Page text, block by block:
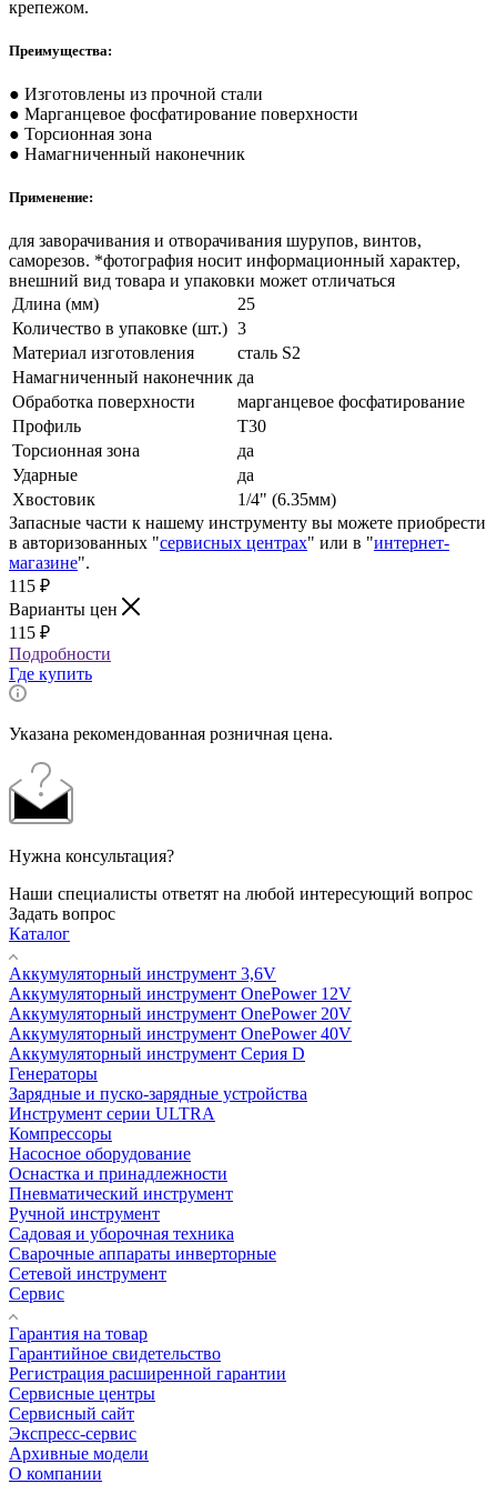
крепежом.
Преимущества:
● Изготовлены из прочной стали
● Марганцевое фосфатирование поверхности
● Торсионная зона
● Намагниченный наконечник
Применение:
для заворачивания и отворачивания шурупов, винтов,
саморезов. *фотография носит информационный характер,
внешний вид товара и упаковки может отличаться
Длина (мм)
25
Количество в упаковке (шт.) 3
Материал изготовления
сталь S2
Намагниченный наконечник да
Обработка поверхности
марганцевое фосфатирование
Профиль
T30
Торсионная зона
да
Ударные
да
Хвостовик
1/4" (6.35мм)
Запасные части к нашему инструменту вы можете приобрести
в авторизованных "сервисных центрах" или в "интернет-
магазине".
115 ₽
Варианты цен
115 ₽
Подробности
Где купить
Указана рекомендованная розничная цена.
Нужна консультация?
Наши специалисты ответят на любой интересующий вопрос
Задать вопрос
Каталог
Аккумуляторный инструмент 3,6V
Аккумуляторный инструмент OnePower 12V
Аккумуляторный инструмент OnePower 20V
Аккумуляторный инструмент OnePower 40V
Аккумуляторный инструмент Серия D
Генераторы
Зарядные и пуско-зарядные устройства
Инструмент серии ULTRA
Компрессоры
Насосное оборудование
Оснастка и принадлежности
Пневматический инструмент
Ручной инструмент
Садовая и уборочная техника
Сварочные аппараты инверторные
Сетевой инструмент
Сервис
Гарантия на товар
Гарантийное свидетельство
Регистрация расширенной гарантии
Сервисные центры
Сервисный сайт
Экспресс-сервис
Архивные модели
О компании